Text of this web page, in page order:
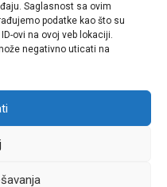
Saglasnost sa ovim
podatke kao što su
ovi na ovoj veb lokaciji.
negativno uticati na